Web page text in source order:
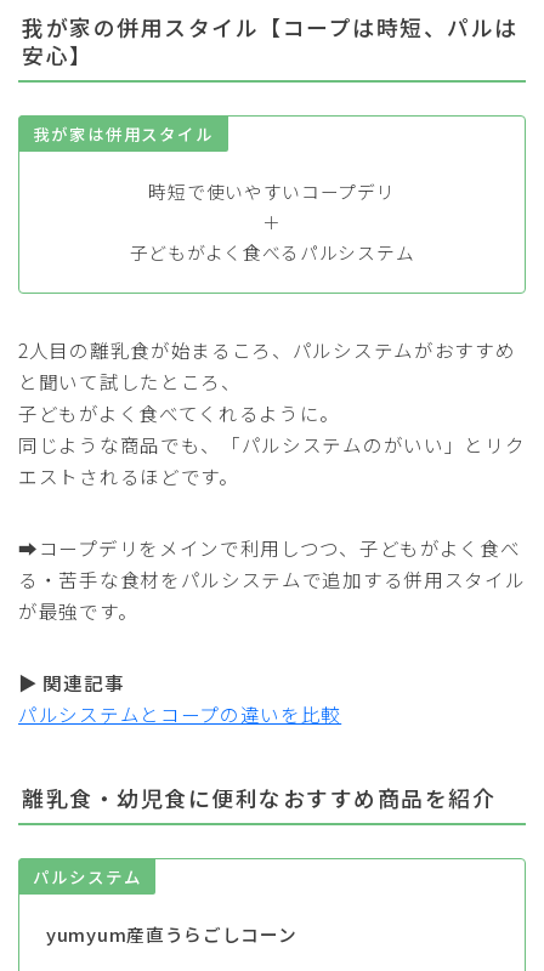
我が家の併用スタイル【コープは時短、パルは
安心】
我が家は併用スタイル
時短で使いやすいコープデリ
＋
子どもがよく食べるパルシステム
2人目の離乳食が始まるころ、パルシステムがおすすめ
と聞いて試したところ、
子どもがよく食べてくれるように。
同じような商品でも、「パルシステムのがいい」とリク
エストされるほどです。
➡コープデリをメインで利用しつつ、子どもがよく食べ
る・苦手な食材をパルシステムで追加する併用スタイル
が最強です。
▶ 関連記事
パルシステムとコープの違いを比較
離乳食・幼児食に便利なおすすめ商品を紹介
パルシステム
yumyum産直うらごしコーン